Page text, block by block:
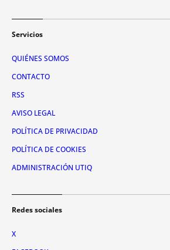
Servicios
QUIÉNES SOMOS
CONTACTO
RSS
AVISO LEGAL
POLÍTICA DE PRIVACIDAD
POLÍTICA DE COOKIES
ADMINISTRACIÓN UTIQ
Redes sociales
X